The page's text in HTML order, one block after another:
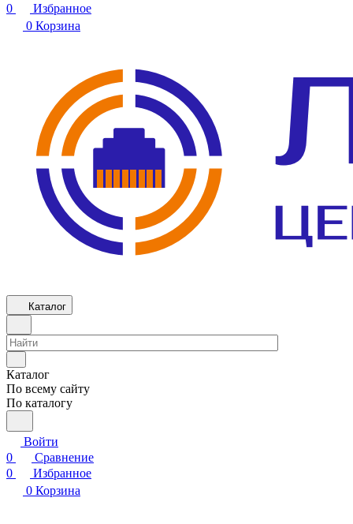
0
Избранное
0 Корзина
Каталог
Каталог
По всему сайту
По каталогу
Войти
0
Сравнение
0
Избранное
0 Корзина